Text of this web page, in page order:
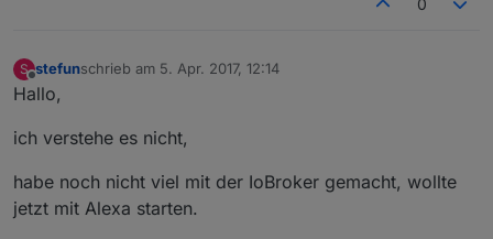
S
Offline
stefunschrieb am 5. Apr. 2017, 12:14
zuletzt editiert von
Hallo,
ich verstehe es nicht,
habe noch nicht viel mit der IoBroker gemacht, wollte
jetzt mit Alexa starten.